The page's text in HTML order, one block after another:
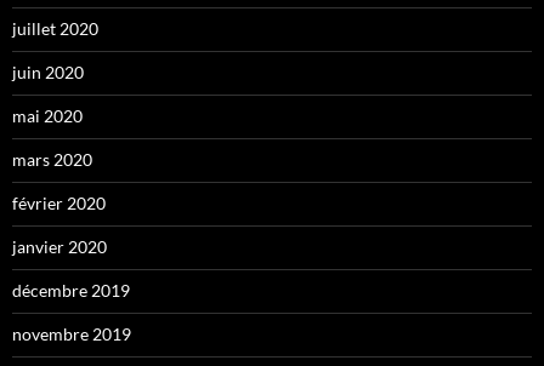
juillet 2020
juin 2020
mai 2020
mars 2020
février 2020
janvier 2020
décembre 2019
novembre 2019